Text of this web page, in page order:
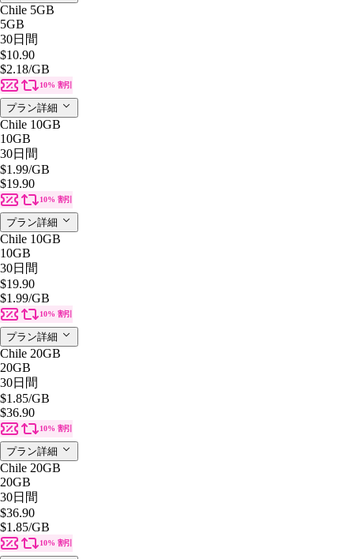
Chile 5GB
5GB
30日間
$10.90
$2.18/GB
10% 割引
プラン詳細
Chile 10GB
10GB
30日間
$1.99/GB
$19.90
10% 割引
プラン詳細
Chile 10GB
10GB
30日間
$19.90
$1.99/GB
10% 割引
プラン詳細
Chile 20GB
20GB
30日間
$1.85/GB
$36.90
10% 割引
プラン詳細
Chile 20GB
20GB
30日間
$36.90
$1.85/GB
10% 割引